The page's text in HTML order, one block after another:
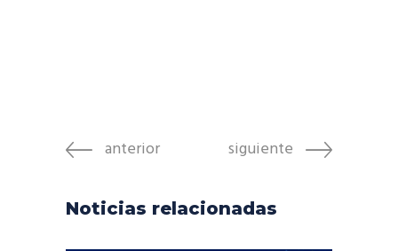
anterior siguiente
Noticias relacionadas